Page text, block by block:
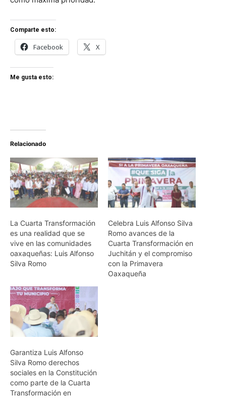
Comparte esto:
Facebook X
Me gusta esto:
Relacionado
La Cuarta Transformación
es una realidad que se
vive en las comunidades
oaxaqueñas: Luis Alfonso
Silva Romo
Celebra Luis Alfonso Silva
Romo avances de la
Cuarta Transformación en
Juchitán y el compromiso
con la Primavera
Oaxaqueña
Garantiza Luis Alfonso
Silva Romo derechos
sociales en la Constitución
como parte de la Cuarta
Transformación en